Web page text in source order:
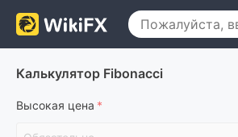
Калькулятор Fibonacci
Высокая цена